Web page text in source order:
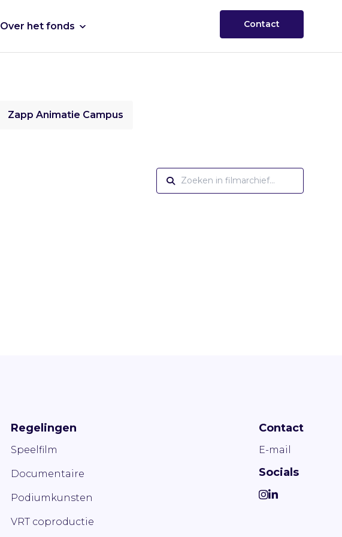
Over het fonds Contact
Zapp Animatie Campus
Regelingen
Speelfilm
Documentaire
Podiumkunsten
VRT coproductie
Contact
E-mail
Socials